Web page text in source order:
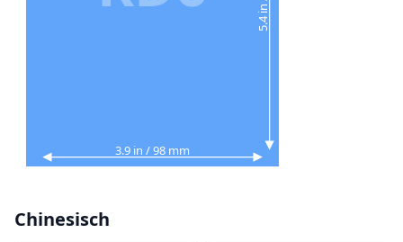
3.9 in / 98 mm
Chinesisch